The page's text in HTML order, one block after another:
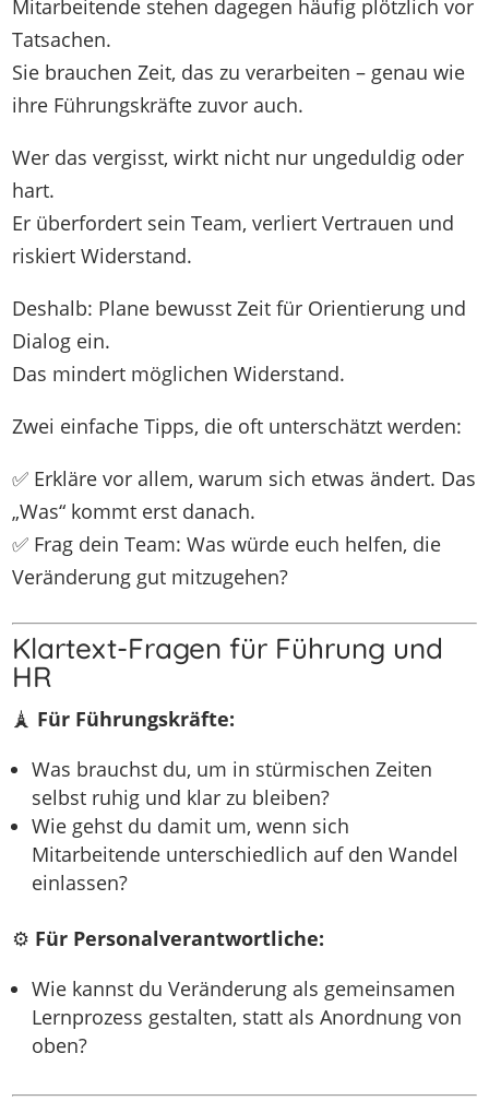
Mitarbeitende stehen dagegen häufig plötzlich vor
Tatsachen.
Sie brauchen Zeit, das zu verarbeiten – genau wie
ihre Führungskräfte zuvor auch.
Wer das vergisst, wirkt nicht nur ungeduldig oder
hart.
Er überfordert sein Team, verliert Vertrauen und
riskiert Widerstand.
Deshalb: Plane bewusst Zeit für Orientierung und
Dialog ein.
Das mindert möglichen Widerstand.
Zwei einfache Tipps, die oft unterschätzt werden:
✅ Erkläre vor allem, warum sich etwas ändert. Das
„Was“ kommt erst danach.
✅ Frag dein Team: Was würde euch helfen, die
Veränderung gut mitzugehen?
Klartext-Fragen für Führung und
HR
🗼 Für Führungskräfte:
Was brauchst du, um in stürmischen Zeiten
selbst ruhig und klar zu bleiben?
Wie gehst du damit um, wenn sich
Mitarbeitende unterschiedlich auf den Wandel
einlassen?
⚙️ Für Personalverantwortliche:
Wie kannst du Veränderung als gemeinsamen
Lernprozess gestalten, statt als Anordnung von
oben?